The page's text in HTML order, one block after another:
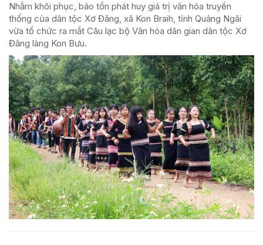
Nhằm khôi phục, bảo tồn phát huy giá trị văn hóa truyền
thống của dân tộc Xơ Đăng, xã Kon Braih, tỉnh Quảng Ngãi
vừa tổ chức ra mắt Câu lạc bộ Văn hóa dân gian dân tộc Xơ
Đăng làng Kon Bưu.